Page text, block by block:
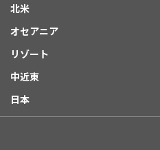
北米
オセアニア
リゾート
中近東
日本